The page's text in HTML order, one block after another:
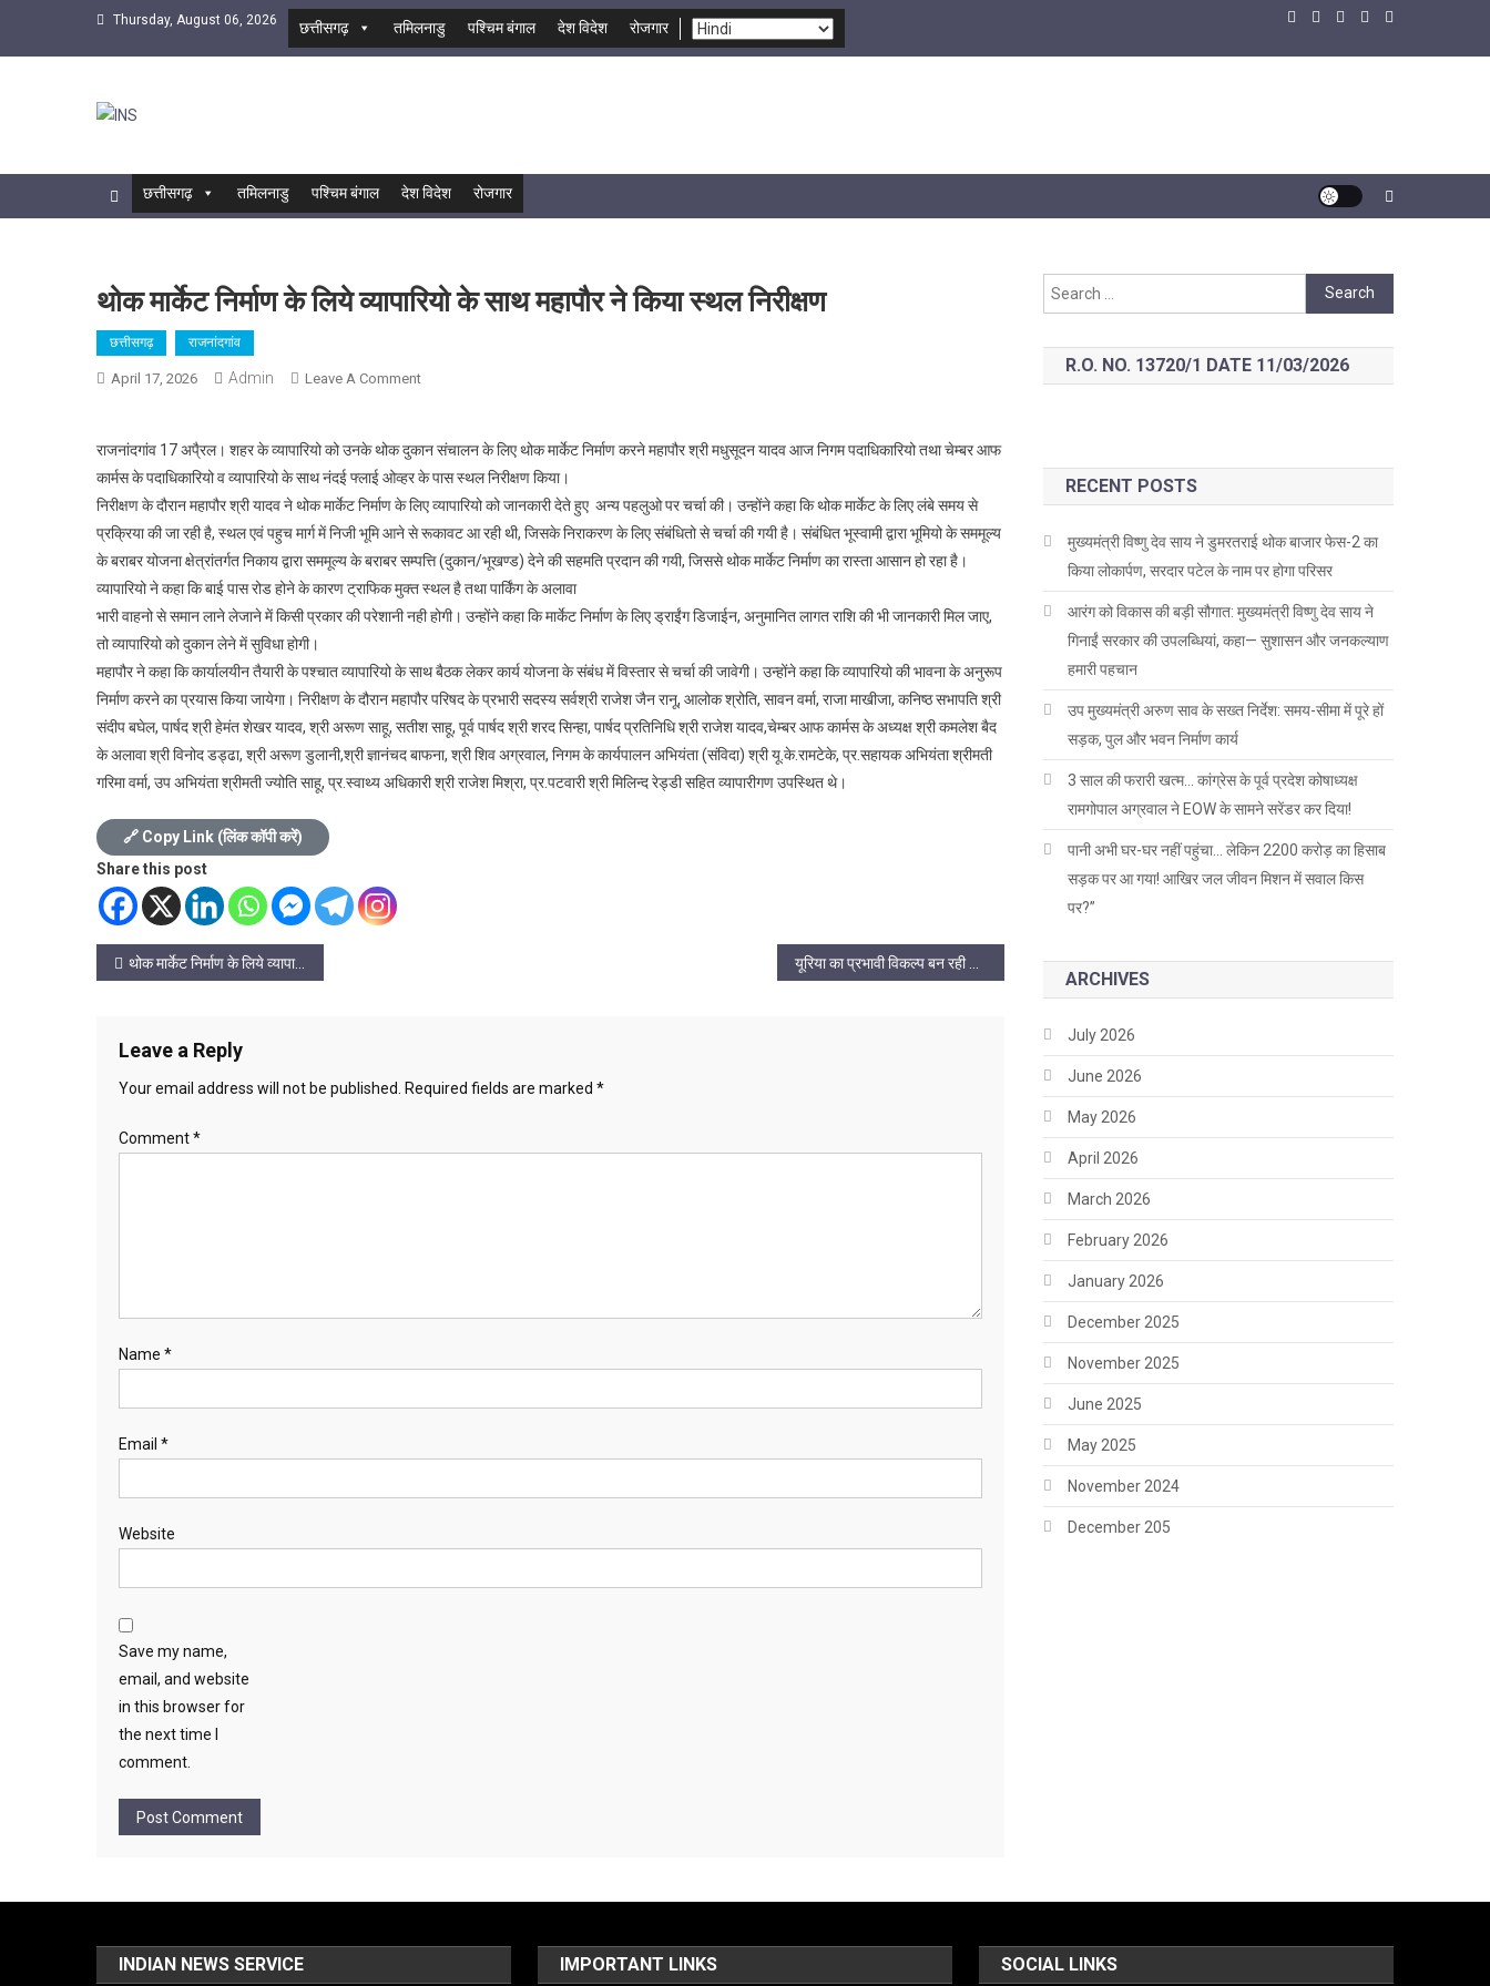
Thursday, August 06, 2026 छत्तीसगढ़ तमिलनाडु पश्चिम बंगाल देश विदेश रोजगार
छत्तीसगढ़ तमिलनाडु पश्चिम बंगाल देश विदेश रोजगार
थोक मार्केट निर्माण के लिये व्यापारियो के साथ महापौर ने किया स्थल निरीक्षण
छत्तीसगढ़ राजनांदगांव
April 17, 2026 Admin Leave A CommentOn
निर्माण
के
लिये
व्यापारियो
के
साथ
महापौर
निरीक्षण
राजनांदगांव 17 अपै्रल। शहर के व्यापारियो को उनके थोक दुकान संचालन के लिए थोक मार्केट निर्माण करने महापौर श्री मधुसूदन यादव आज निगम पदाधिकारियो तथा चेम्बर आफ
कार्मस के पदाधिकारियो व व्यापारियो के साथ नंदई फ्लाई ओव्हर के पास स्थल निरीक्षण किया।
निरीक्षण के दौरान महापौर श्री यादव ने थोक मार्केट निर्माण के लिए व्यापारियो को जानकारी देते हुए अन्य पहलुओ पर चर्चा की। उन्होंने कहा कि थोक मार्केट के लिए लंबे समय से
प्रक्रिया की जा रही है, स्थल एवं पहुच मार्ग में निजी भूमि आने से रूकावट आ रही थी, जिसके निराकरण के लिए संबंधितो से चर्चा की गयी है। संबंधित भूस्वामी द्वारा भूमियो के सममूल्य
के बराबर योजना क्षेत्रांतर्गत निकाय द्वारा सममूल्य के बराबर सम्पत्ति (दुकान/भूखण्ड) देने की सहमति प्रदान की गयी, जिससे थोक मार्केट निर्माण का रास्ता आसान हो रहा है।
व्यापारियो ने कहा कि बाई पास रोड होने के कारण ट्राफिक मुक्त स्थल है तथा पार्किंग के अलावा
भारी वाहनो से समान लाने लेजाने में किसी प्रकार की परेशानी नही होगी। उन्होंने कहा कि मार्केट निर्माण के लिए ड्राईंग डिजाईन, अनुमानित लागत राशि की भी जानकारी मिल जाए,
तो व्यापारियो को दुकान लेने में सुविधा होगी।
महापौर ने कहा कि कार्यालयीन तैयारी के पश्चात व्यापारियो के साथ बैठक लेकर कार्य योजना के संबंध में विस्तार से चर्चा की जावेगी। उन्होंने कहा कि व्यापारियो की भावना के अनुरूप
निर्माण करने का प्रयास किया जायेगा। निरीक्षण के दौरान महापौर परिषद के प्रभारी सदस्य सर्वश्री राजेश जैन रानू, आलोक श्रोति, सावन वर्मा, राजा माखीजा, कनिष्ठ सभापति श्री
संदीप बघेल, पार्षद श्री हेमंत शेखर यादव, श्री अरूण साहू, सतीश साहू, पूर्व पार्षद श्री शरद सिन्हा, पार्षद प्रतिनिधि श्री राजेश यादव,चेम्बर आफ कार्मस के अध्यक्ष श्री कमलेश बैद
के अलावा श्री विनोद डड्ढा, श्री अरूण डुलानी,श्री ज्ञानंचद बाफना, श्री शिव अग्रवाल, निगम के कार्यपालन अभियंता (संविदा) श्री यू.के.रामटेके, प्र.सहायक अभियंता श्रीमती
गरिमा वर्मा, उप अभियंता श्रीमती ज्योति साहू, प्र.स्वाथ्य अधिकारी श्री राजेश मिश्रा, प्र.पटवारी श्री मिलिन्द रेड्डी सहित व्यापारीगण उपस्थित थे।
🔗 Copy Link (लिंक कॉपी करें)
Share this post
Post
थोक मार्केट निर्माण के लिये व्यापारियो के साथ महापौर ने किया स्थल निरीक्षण
Leave a Reply
Your email address will not be published. Required fields are marked *
Comment*
Name *
Email *
Website
Save my name,
email, and website
in this browser for
the next time I
comment.
Search
for:
R.O. NO. 13720/1 DATE 11/03/2026
RECENT POSTS
मुख्यमंत्री विष्णु देव साय ने डुमरतराई थोक बाजार फेस-2 का
किया लोकार्पण, सरदार पटेल के नाम पर होगा परिसर
आरंग को विकास की बड़ी सौगात: मुख्यमंत्री विष्णु देव साय ने
गिनाईं सरकार की उपलब्धियां, कहा— सुशासन और जनकल्याण
हमारी पहचान
उप मुख्यमंत्री अरुण साव के सख्त निर्देश: समय-सीमा में पूरे हों
सड़क, पुल और भवन निर्माण कार्य
3 साल की फरारी खत्म… कांग्रेस के पूर्व प्रदेश कोषाध्यक्ष
रामगोपाल अग्रवाल ने EOW के सामने सरेंडर कर दिया!
पानी अभी घर-घर नहीं पहुंचा… लेकिन 2200 करोड़ का हिसाब
सड़क पर आ गया! आखिर जल जीवन मिशन में सवाल किस
पर?”
ARCHIVES
July 2026
June 2026
May 2026
April 2026
March 2026
February 2026
January 2026
December 2025
November 2025
June 2025
May 2025
November 2024
December 205
INDIAN NEWS SERVICE IMPORTANT LINKS SOCIAL LINKS